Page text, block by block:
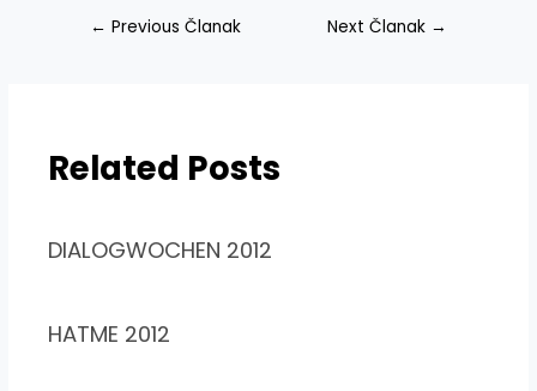
Navigacija
← Previous Članak Next Članak →
Related Posts
DIALOGWOCHEN 2012
HATME 2012